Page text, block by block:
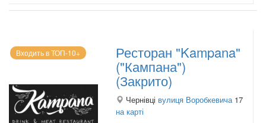
Входить в ТОП-10+ Ресторан "Kampana"
("Кампана")
(Закрито)
Чернівці вулиця Воробкевича 17
на карті